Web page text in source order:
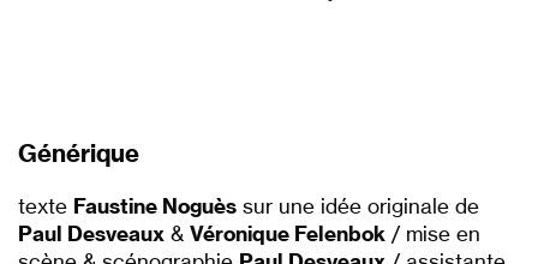
Générique
texte Faustine Noguès sur une idée originale de
Paul Desveaux & Véronique Felenbok / mise en